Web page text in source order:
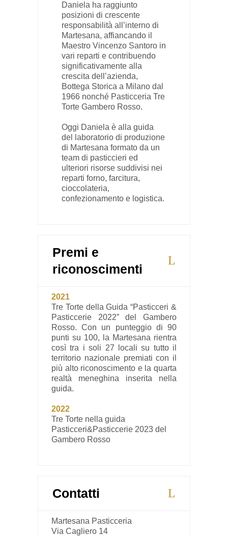
Daniela ha raggiunto
posizioni di crescente
responsabilità all’interno di
Martesana, affiancando il
Maestro Vincenzo Santoro in
vari reparti e contribuendo
significativamente alla
crescita dell’azienda,
Bottega Storica a Milano dal
1966 nonché Pasticceria Tre
Torte Gambero Rosso.
Oggi Daniela è alla guida
del laboratorio di produzione
di Martesana formato da un
team di pasticcieri ed
ulteriori risorse suddivisi nei
reparti forno, farcitura,
cioccolateria,
confezionamento e logistica.
Premi e
riconoscimenti
2021
Tre Torte della Guida “Pasticceri &
Pasticcerie 2022” del Gambero
Rosso. Con un punteggio di 90
punti su 100, la Martesana rientra
così tra i soli 27 locali su tutto il
territorio nazionale premiati con il
più alto riconoscimento e la quarta
realtà meneghina inserita nella
guida.
2022
Tre Torte nella guida
Pasticceri&Pasticcerie 2023 del
Gambero Rosso
Contatti
Martesana Pasticceria
Via Cagliero 14